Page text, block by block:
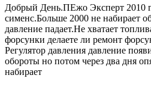
Добрый День.ПЕжо Эксперт 2010
сименс.Больше 2000 не набирает
давление падает.Не хватает
форсунки делаете ли ремонт
Регулятор давления давление
обороты но потом через два дня
набирает